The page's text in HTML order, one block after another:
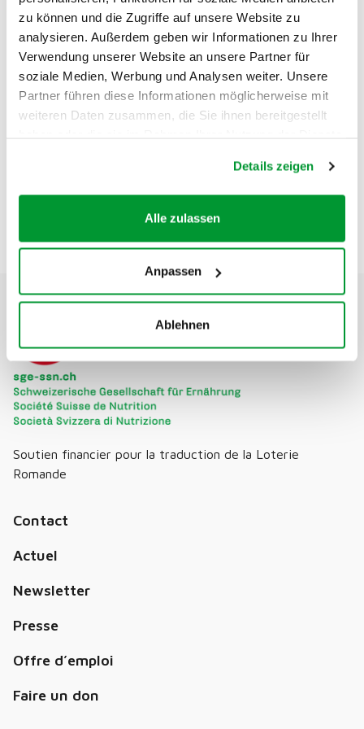
zu können und die Zugriffe auf unsere Website zu
analysieren. Außerdem geben wir Informationen zu Ihrer
Verwendung unserer Website an unsere Partner für
soziale Medien, Werbung und Analysen weiter. Unsere
Partner führen diese Informationen möglicherweise mit
weiteren Daten zusammen, die Sie ihnen bereitgestellt
Details zeigen
Alle zulassen
Anpassen
Ablehnen
enfants. Les documents peuvent être téléchargés
directement sur «fit4future» ou commandés en version
imprimée :
«fit4future» - Food Champions
Soutien financier pour la traduction de la Loterie
Romande
Contact
Actuel
Newsletter
Presse
Offre d’emploi
Faire un don